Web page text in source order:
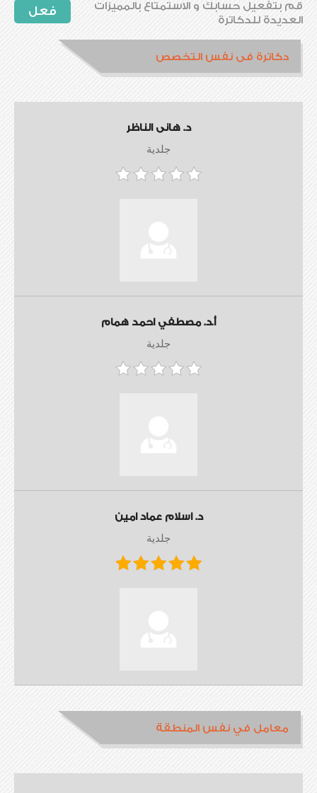
فعل
قم بتفعيل حسابك و الاستمتاع بالمميزات
العديدة للدكاترة
دكاترة فى نفس التخصص
د. هانى الناظر
جلدية
أ.د. مصطفي احمد همام
جلدية
د. اسلام عماد امين
جلدية
معامل في نفس المنطقة